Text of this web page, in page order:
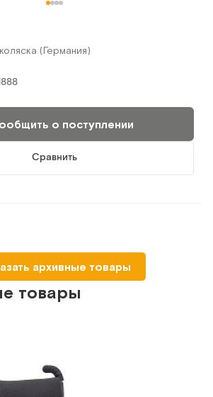
(Германия)
о поступлении
Сравнить
CLT Otto Bock
типа
Сравнить
архивные товары
товары